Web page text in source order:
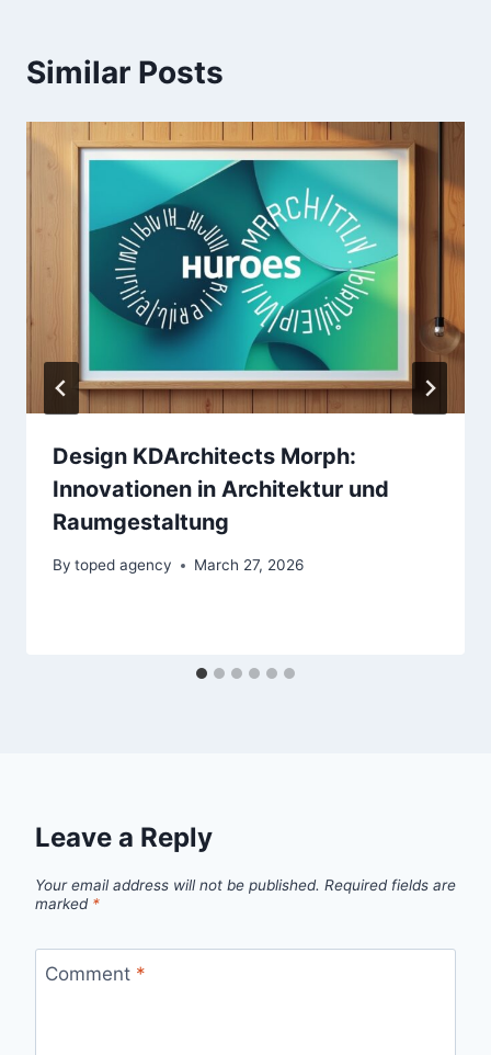
Similar Posts
Design KDArchitects Morph:
Innovationen in Architektur und
Raumgestaltung
By toped agency March 27, 2026
Leave a Reply
Your email address will not be published. Required fields are
marked *
Comment *